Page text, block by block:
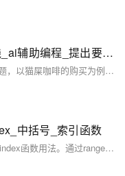
[oeasy]python081_ai编程最佳实践_ai辅助编程_提出要求_解决问题
本文介绍了如何利用AI辅助编程解决实际问题，以猫屎咖啡的购买为例，逐步实现将购买斤数换算成人民币金额的功能。文章强调了与AI协作时的三个要点：1) 去除无关信息，聚焦目标；2) 将复杂任务拆解为小步骤，逐步完成；3) 巩固已有成果后再推进。最终代码实现了输入验证、单位转换和价格计算，并保留两位小数。总结指出，在AI时代，人类负责明确目标、拆分任务和确认结果，AI则负责生成代码、解释含义和提供优化建议，编程不会被取代，而是会更广泛地融入各领域。
中括号_索引函数
本文介绍了Python中列表与字符串的索引及index函数用法。通过range生成列表，使用索引[]访问和修改列表元素，index函数查找元素位置。字符串支持索引访问但不可直接修改。还探讨了16进制数在Python中的表示方法，以及日期、月份等特殊字符的Unicode范围。最后总结了列表与字符串操作的区别，并预告后续内容，提供蓝桥云课、GitHub和Gitee链接供进一步学习。